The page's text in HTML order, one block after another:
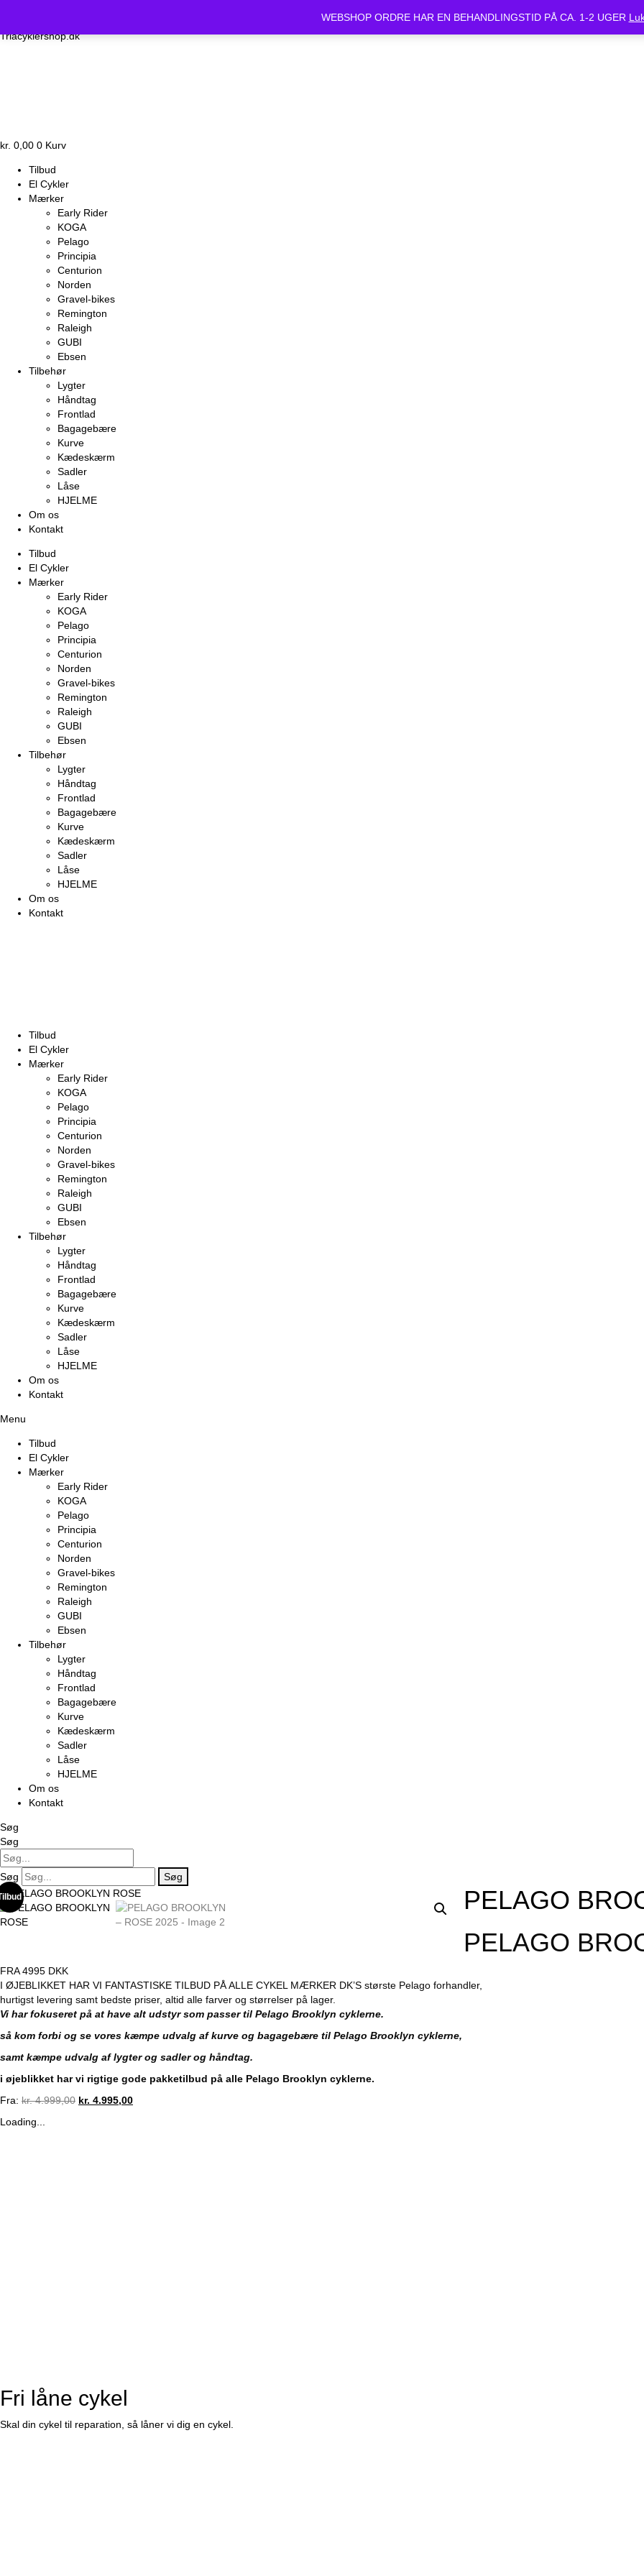
Vi holder lukket Mandag d.24/6 og Tirsdag d.25/6. Alle bestilte cykler vil være klar
Triacyklershop.dk
kr. 0,00 0 Kurv
Tilbud
El Cykler
Mærker
Early Rider
KOGA
Pelago
Principia
Centurion
Norden
Gravel-bikes
Remington
Raleigh
GUBI
Ebsen
Tilbehør
Lygter
Håndtag
Frontlad
Bagagebære
Kurve
Kædeskærm
Sadler
Låse
HJELME
Om os
Kontakt
Tilbud
El Cykler
Mærker
Early Rider
KOGA
Pelago
Principia
Centurion
Norden
Gravel-bikes
Remington
Raleigh
GUBI
Ebsen
Tilbehør
Lygter
Håndtag
Frontlad
Bagagebære
Kurve
Kædeskærm
Sadler
Låse
HJELME
Om os
Kontakt
Tilbud
El Cykler
Mærker
Early Rider
KOGA
Pelago
Principia
Centurion
Norden
Gravel-bikes
Remington
Raleigh
GUBI
Ebsen
Tilbehør
Lygter
Håndtag
Frontlad
Bagagebære
Kurve
Kædeskærm
Sadler
Låse
HJELME
Om os
Kontakt
Menu
Tilbud
El Cykler
Mærker
Early Rider
KOGA
Pelago
Principia
Centurion
Norden
Gravel-bikes
Remington
Raleigh
GUBI
Ebsen
Tilbehør
Lygter
Håndtag
Frontlad
Bagagebære
Kurve
Kædeskærm
Sadler
Låse
HJELME
Om os
Kontakt
Søg
Søg
Søg Søg
PELAGO
PELAGO
FRA 4995 DKK
I ØJEBLIKKET HAR VI FANTASTISKE TILBUD PÅ ALLE CYKEL MÆRKER DK’S største Pelago forhandler,
hurtigst levering samt bedste priser, altid alle farver og størrelser på lager.
Vi har fokuseret på at have alt udstyr som passer til Pelago Brooklyn cyklerne.
så kom forbi og se vores kæmpe udvalg af kurve og bagagebære til Pelago Brooklyn cyklerne,
samt kæmpe udvalg af lygter og sadler og håndtag.
i øjeblikket har vi rigtige gode pakketilbud på alle Pelago Brooklyn cyklerne.
Fra: kr.4.999,00 Original
kr. 4.995,00Current
Loading...
Fri låne cykel
Skal din cykel til reparation, så låner vi dig en cykel.
WEBSHOP ORDRE HAR EN BEHANDLINGSTID PÅ CA. 1-2 UGER